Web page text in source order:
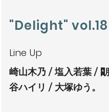
"Delight" vol.18
Line Up
崎山木乃 塩入若葉 朙
谷ハイリ
大塚ゆう。